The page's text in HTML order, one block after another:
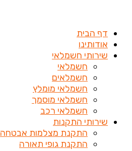
דף הבית
אודותינו
שירותי חשמלאי
חשמלאי
חשמלאים
חשמלאי מומלץ
חשמלאי מוסמך
חשמלאי רכב
שירותי התקנות
התקנת מצלמות אבטחה
התקנת גופי תאורה